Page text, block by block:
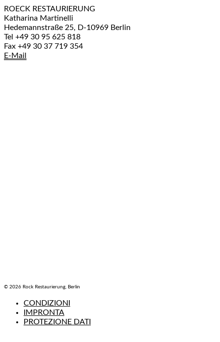
ROECK RESTAURIERUNG
Katharina Martinelli
Hedemannstraße 25, D-10969 Berlin
Tel +49 30 95 625 818
Fax +49 30 37 719 354
E-Mail
© 2026 Rock Restaurierung, Berlin
CONDIZIONI
IMPRONTA
PROTEZIONE DATI